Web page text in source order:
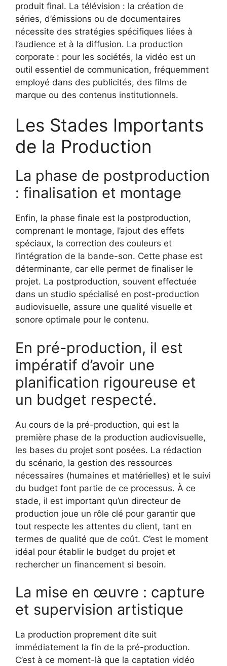
produit final. La télévision : la création de
séries, d’émissions ou de documentaires
nécessite des stratégies spécifiques liées à
l’audience et à la diffusion. La production
corporate : pour les sociétés, la vidéo est un
outil essentiel de communication, fréquemment
employé dans des publicités, des films de
marque ou des contenus institutionnels.
Les Stades Importants
de la Production
La phase de postproduction
: finalisation et montage
Enfin, la phase finale est la postproduction,
comprenant le montage, l’ajout des effets
spéciaux, la correction des couleurs et
l’intégration de la bande-son. Cette phase est
déterminante, car elle permet de finaliser le
projet. La postproduction, souvent effectuée
dans un studio spécialisé en post-production
audiovisuelle, assure une qualité visuelle et
sonore optimale pour le contenu.
En pré-production, il est
impératif d’avoir une
planification rigoureuse et
un budget respecté.
Au cours de la pré-production, qui est la
première phase de la production audiovisuelle,
les bases du projet sont posées. La rédaction
du scénario, la gestion des ressources
nécessaires (humaines et matérielles) et le suivi
du budget font partie de ce processus. À ce
stade, il est important qu’un directeur de
production joue un rôle clé pour garantir que
tout respecte les attentes du client, tant en
termes de qualité que de coût. C’est le moment
idéal pour établir le budget du projet et
rechercher un financement si besoin.
La mise en œuvre : capture
et supervision artistique
La production proprement dite suit
immédiatement la fin de la pré-production.
C’est à ce moment-là que la captation vidéo